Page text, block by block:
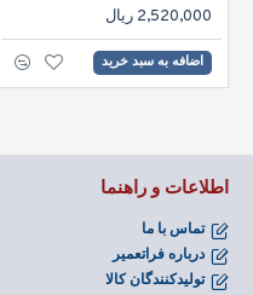
2,520,000 ریال
اضافه به سبد خرید
اطلاعات و راهنما
تماس با ما
درباره فراتعمیر
تولیدکنندگان کالا